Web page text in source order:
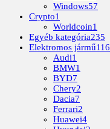
Windows57
Crypto1
Worldcoin1
Egyéb kategória235
Elektromos jármű116
Audi1
BMW1
BYD7
Chery2
Dacia7
Ferrari2
Huawei4